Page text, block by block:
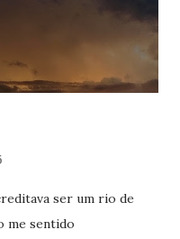
a irmã mais nova e
tempos depois, ele
Ao mesmo tempo...
ser um rio de
me sentido